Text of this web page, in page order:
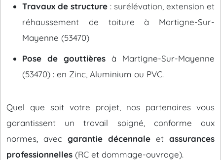
Travaux de structure : surélévation, extension et
réhaussement de toiture à Martigne-Sur-
Mayenne (53470)
Pose de gouttières à Martigne-Sur-Mayenne
(53470) : en Zinc, Aluminium ou PVC.
Quel que soit votre projet, nos partenaires vous
garantissent un travail soigné, conforme aux
normes, avec garantie décennale et assurances
professionnelles (RC et dommage-ouvrage).